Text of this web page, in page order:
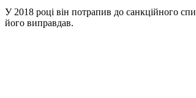
У 2018 році він потрапив до санкційного
його виправдав.